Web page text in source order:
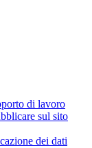
di lavoro
sul sito
dei dati